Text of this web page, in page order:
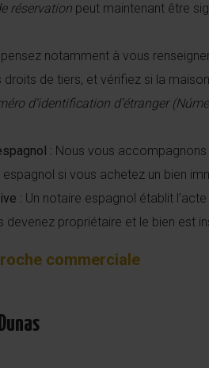
réservation peut maintenant être
pensez notamment à vous
de tiers, et vérifiez si la
d’identification d’étranger
: Nous vous
si vous achetez un bien
: Un notaire espagnol établit
devenez propriétaire et le bien est
commerciale